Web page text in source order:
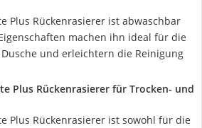
Plus Rückenrasierer ist abwaschbar
machen ihn ideal für die
und erleichtern die Reinigung
Plus Rückenrasierer für Trocken- und
Plus Rückenrasierer ist sowohl für die